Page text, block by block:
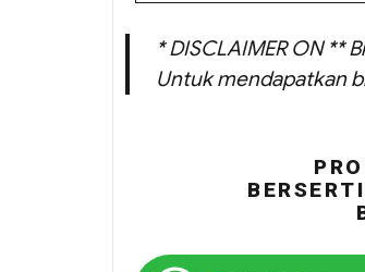
* DISCLAIMER ON **
Untuk mendapatkan